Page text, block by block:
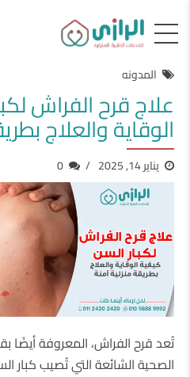
المدونه
علاج قرح الفراش
الوقاية والعلاج
يناير 14, 2025 0
تُعد قرح الفراش، المعروفة
الصحية الشائعة التي تُصيب كبار